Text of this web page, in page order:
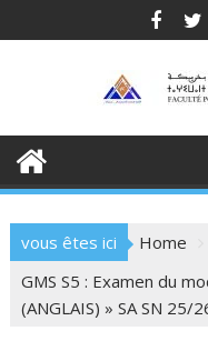
to
vous êtes ici
Home
GMS S5 : Examen du
(ANGLAIS) » SA SN 25/